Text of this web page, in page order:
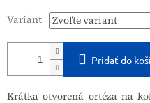
Variant
Pridať do
Krátka otvorená ortéza na